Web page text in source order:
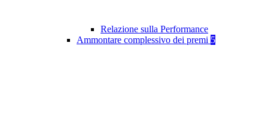
Relazione sulla Performance
Ammontare complessivo dei premi 5